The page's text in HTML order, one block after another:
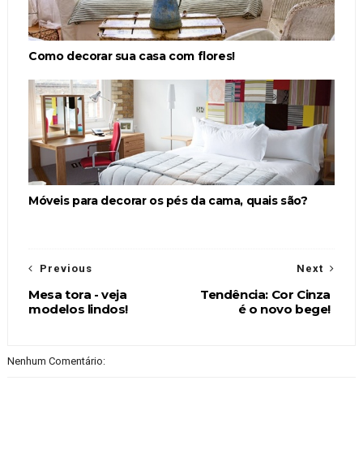
Como decorar sua casa com flores!
Móveis para decorar os pés da cama, quais são?
Next
Tendência: Cor Cinza
é o novo bege!
Previous
Mesa tora - veja
modelos lindos!
Nenhum Comentário: